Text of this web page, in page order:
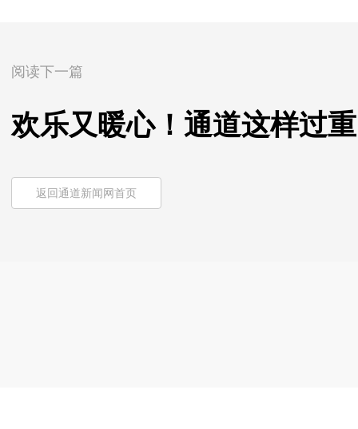
阅读下一篇
欢乐又暖心！通道这样过
返回通道新闻网首页